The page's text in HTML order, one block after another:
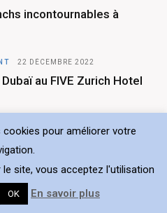
m
incontournables à
22 DÉCEMBRE 2022
au FIVE Zurich Hotel
ton resto. Tout droit réservé.
pour améliorer votre
site, vous acceptez l'utilisation
OK En savoir plus